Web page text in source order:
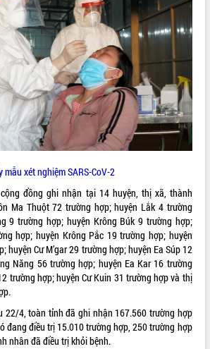
mẫu xét nghiệm SARS-CoV-2
đồng ghi nhận tại 14 huyện, thị xã, thành
Ma Thuột 72 trường hợp; huyện Lắk 4 trường
9 trường hợp; huyện Krông Búk 9 trường hợp;
hợp; huyện Krông Pắc 19 trường hợp; huyện
huyện Cư M’gar 29 trường hợp; huyện Ea Súp 12
Năng 56 trường hợp; huyện Ea Kar 16 trường
trường hợp; huyện Cư Kuin 31 trường hợp và thị
22/4, toàn tỉnh đã ghi nhận 167.560 trường hợp
đang điều trị 15.010 trường hợp, 250 trường hợp
nhân đã điều trị khỏi bệnh.